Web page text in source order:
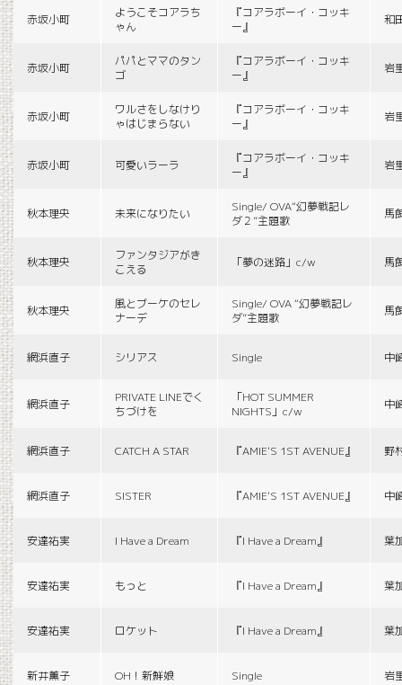
赤坂小町
ようこそコアラち
ゃん
『コアラボーイ・コッキ
ー』
和
赤坂小町
パパとママのタン
ゴ
『コアラボーイ・コッキ
ー』
岩
赤坂小町
ワルさをしなけり
ゃはじまらない
『コアラボーイ・コッキ
ー』
岩
赤坂小町 可愛いラーラ
『コアラボーイ・コッキ
ー』
岩
秋本理央 未来になりたい
Single/ OVA“幻夢戦記レ
ダ２”主題歌
馬
秋本理央
ファンタジアがき
こえる
「夢の迷路」c/w 馬
秋本理央
風とブーケのセレ
ナーデ
Single/ OVA “幻夢戦記レ
ダ”主題歌
馬
網浜直子 シリアス Single 中
網浜直子
PRIVATE LINEでく
ちづけを
「HOT SUMMER
NIGHTS」c/w
中
網浜直子 CATCH A STAR 『AMIE'S 1ST AVENUE』 野
網浜直子 SISTER 『AMIE'S 1ST AVENUE』 中
安達祐実 I Have a Dream 『I Have a Dream』 葉
安達祐実 もっと 『I Have a Dream』 葉
安達祐実 ロケット 『I Have a Dream』 葉
新井薫子 OH！新鮮娘 Single 岩